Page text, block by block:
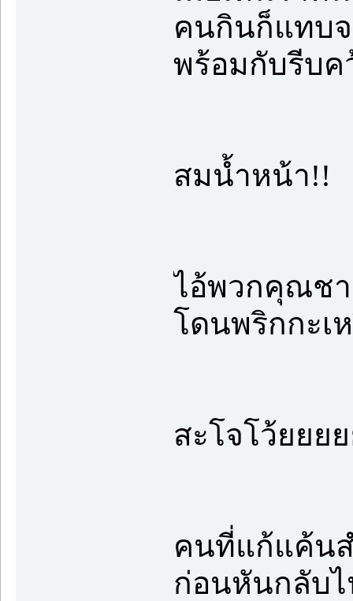
คนกินก็แทบ
พร้อมกับรีบค
สมน้ำหน้า!!
ไอ้พวกคุณชา
โดนพริกกะเ
สะโจโว้ยยย
คนที่แก้แค้นส
ก่อนหันกลับไ